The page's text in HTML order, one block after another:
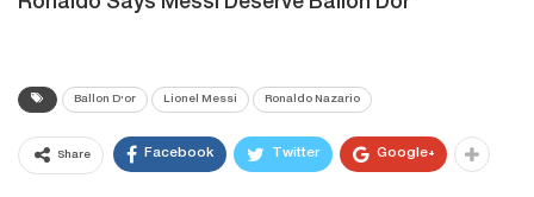
Ballon D'or Lionel Messi Ronaldo Nazario
Share Facebook Twitter Google+